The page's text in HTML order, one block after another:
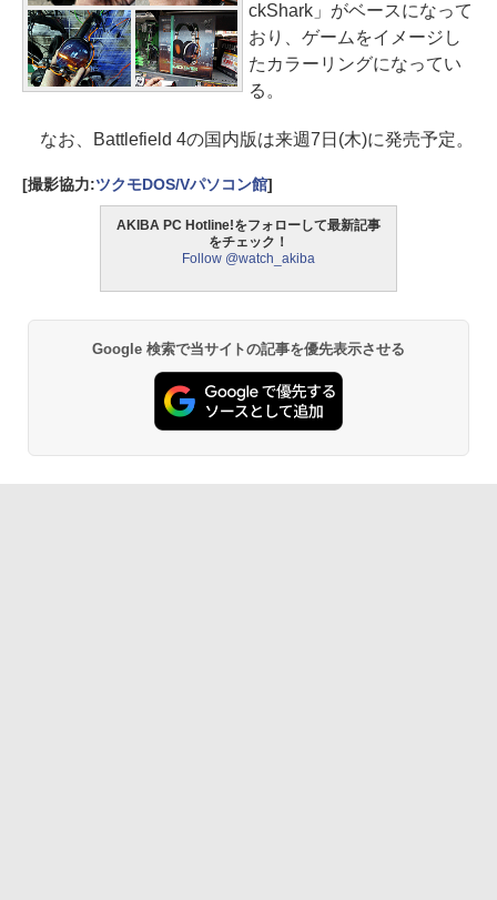
ckShark」がベースになって
おり、ゲームをイメージし
たカラーリングになってい
る。
なお、Battlefield 4の国内版は来週7日(木)に発売予定。
[撮影協力:ツクモDOS/Vパソコン館]
AKIBA PC Hotline!をフォローして最新記事
をチェック！
Follow @watch_akiba
Google 検索で当サイトの記事を優先表示させる